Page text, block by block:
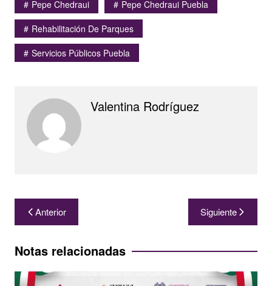
Pepe Chedraui
Pepe Chedraui Puebla
Rehabilitación De Parques
Servicios Públicos Puebla
Valentina Rodríguez
Navegación
de
entradas
Anterior Siguiente
Notas relacionadas